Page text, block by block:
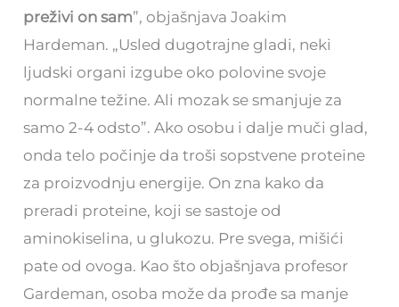
preživi on sam”, objašnjava Joakim
Hardeman. „Usled dugotrajne gladi, neki
ljudski organi izgube oko polovine svoje
normalne težine. Ali mozak se smanjuje za
samo 2-4 odsto”. Ako osobu i dalje muči glad,
onda telo počinje da troši sopstvene proteine
za proizvodnju energije. On zna kako da
preradi proteine, koji se sastoje od
aminokiselina, u glukozu. Pre svega, mišići
pate od ovoga. Kao što objašnjava profesor
Gardeman, osoba može da prođe sa manje